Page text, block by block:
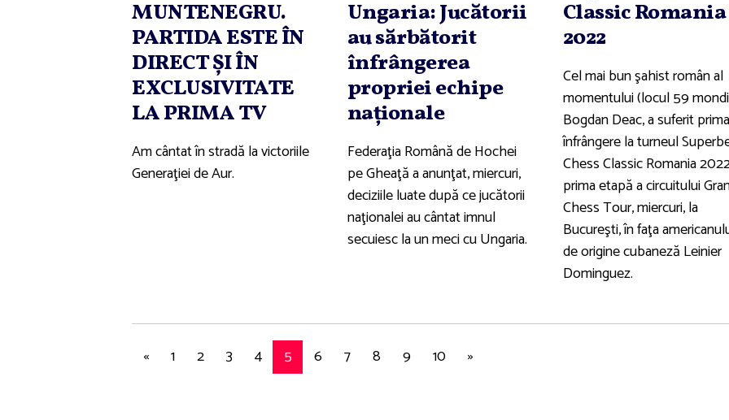
MUNTENEGRU.
PARTIDA ESTE ÎN
DIRECT ŞI ÎN
EXCLUSIVITATE
LA PRIMA TV
Am cântat în stradă la victoriile
Generaţiei de Aur.
Ungaria: Jucătorii
au sărbătorit
înfrângerea
propriei echipe
naţionale
Federaţia Română de Hochei
pe Gheaţă a anunţat, miercuri,
deciziile luate după ce jucătorii
naţionalei au cântat imnul
secuiesc la un meci cu Ungaria.
Classic Romania
2022
Cel mai bun şahist român al
momentului (locul 59
Bogdan Deac, a suferit
înfrângere la turneul
Chess Classic Romania
prima etapă a circuitului
Chess Tour, miercuri, la
Bucureşti, în faţa
de origine cubaneză Leinier
Dominguez.
« 1 2 3 4 5 6 7 8 9 10 »